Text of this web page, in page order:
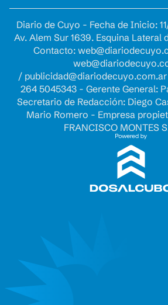
Diario de Cuyo - Fecha de Inicio:
Av. Alem Sur 1639. Esquina
Contacto:
/ publicidad@diariodecuyo.com.ar
264 5045343 - Gerente General:
Secretario de Redacción: Diego
Mario Romero - Empresa
FRANCISCO MONTES